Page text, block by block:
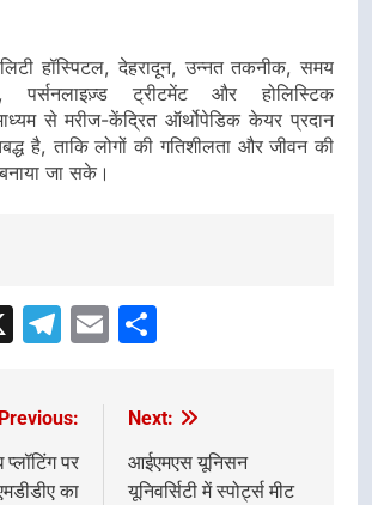
हॉस्पिटल, देहरादून, उन्नत तकनीक, समय
पर्सनलाइज़्ड ट्रीटमेंट और होलिस्टिक
से मरीज-केंद्रित ऑर्थोपेडिक केयर प्रदान
है, ताकि लोगों की गतिशीलता और जीवन की
जा सके।
X Telegram
Email
Previous:
पर
का
Next:
आईएमएस यूनिसन
यूनिवर्सिटी में स्पोर्ट्स मीट